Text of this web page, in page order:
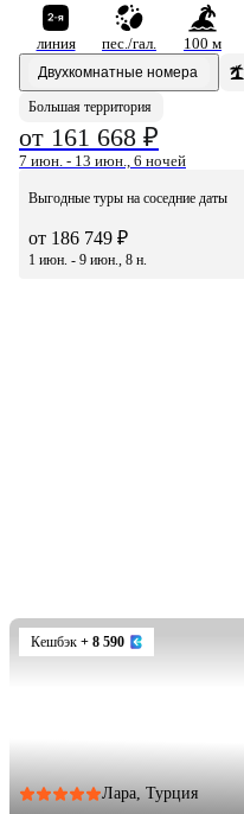
линия пес./гал. 100 м
Двухкомнатные номера
Большая территория
от 161 668 ₽
7 июн. - 13 июн., 6 ночей
Выгодные туры на соседние даты
от 186 749 ₽
1 июн. - 9 июн., 8 н.
Кешбэк + 8 590
Лара, Турция